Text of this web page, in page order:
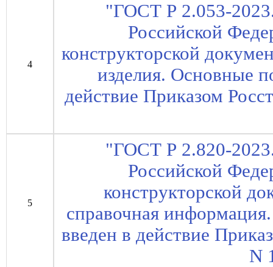
4
"ГОСТ Р 2.053-
Российской
конструкторской
изделия. Основные
действие Приказом
5
"ГОСТ Р 2.820-
Российской
конструкторской
справочная
введен в действие
N